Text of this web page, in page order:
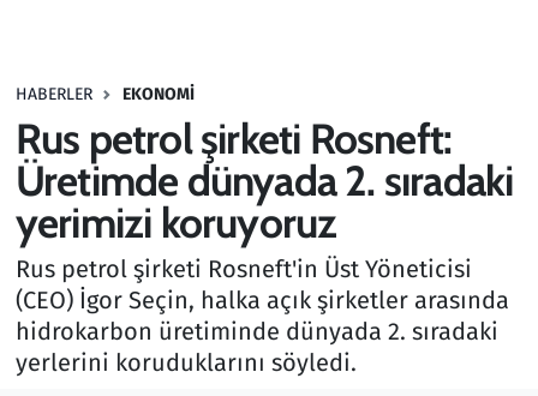
HABERLER EKONOMI
Rus petrol şirketi Rosneft:
Üretimde dünyada 2. sıradaki
yerimizi koruyoruz
Rus petrol şirketi Rosneft'in Üst Yöneticisi
(CEO) İgor Seçin, halka açık şirketler arasında
hidrokarbon üretiminde dünyada 2. sıradaki
yerlerini koruduklarını söyledi.
Haber
Kültür Sanat
Kurumsal Haberler
Lezzet Durağı
Memur ve Kamu